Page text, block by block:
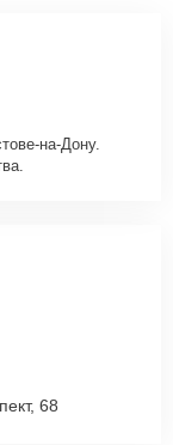
на-Дону.
68